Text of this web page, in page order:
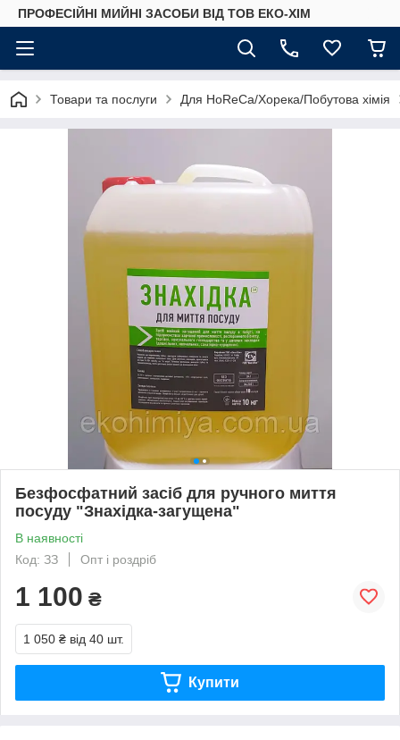
ПРОФЕСІЙНІ МИЙНІ ЗАСОБИ ВІД ТОВ ЕКО-ХІМ
Товари та послуги Для HoReCa/Хорека/Побутова хімія
Безфосфатний засіб для ручного миття
посуду "Знахідка-загущена"
В наявності
Код: ЗЗ
Опт і роздріб
1 100 ₴
1 050 ₴ від 40 шт.
Купити